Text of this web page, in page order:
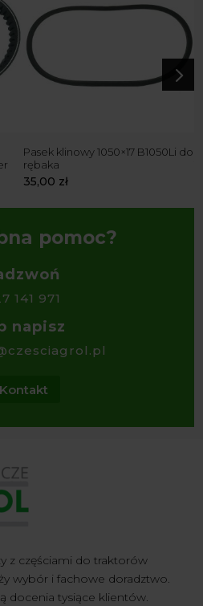
Pasek klinowy 1050×17 B1050Li do
rębaka
35,00 zł
5
pomoc?
141 971
napisz
Kontakt
z częściami do traktorów
wybór i fachowe doradztwo.
docenia tysiące klientów.